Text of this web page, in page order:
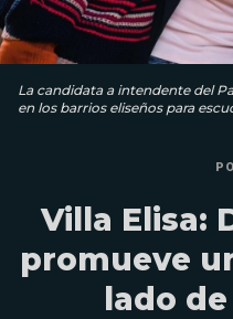
La candidata a intendente del
en los barrios eliseños para
Villa Elisa:
promueve
lado